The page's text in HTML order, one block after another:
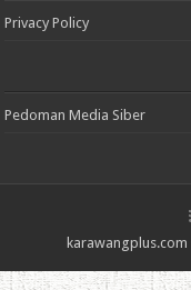
Privacy Policy
Pedoman Media Siber
karawangplus.com